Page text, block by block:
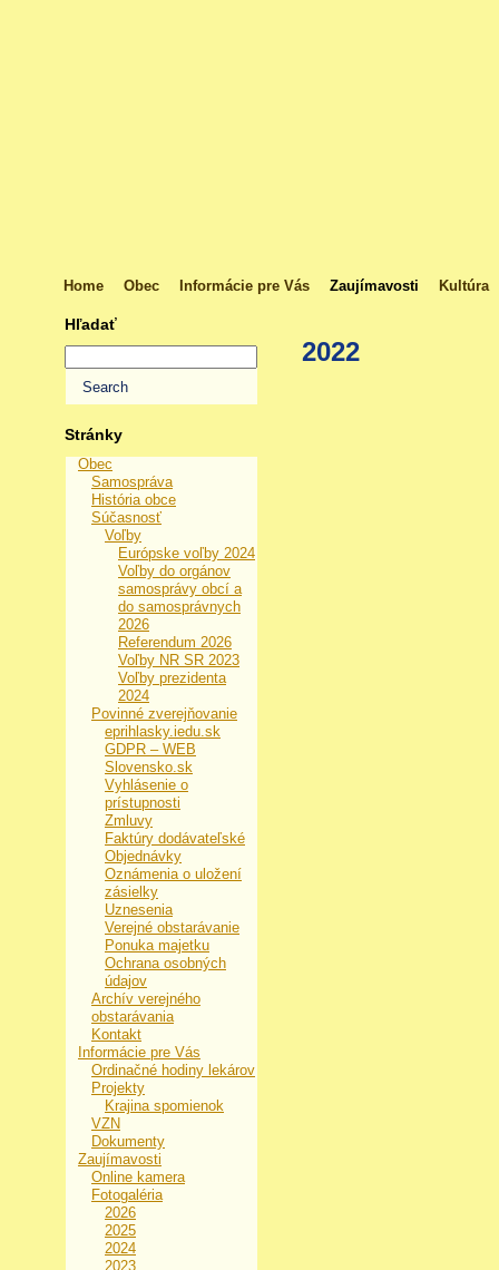
Home Obec Informácie pre Vás Zaujímavosti Kultúra
Hľadať
Stránky
Obec
Samospráva
História obce
Súčasnosť
Voľby
Európske voľby 2024
Voľby do orgánov
samosprávy obcí a
do samosprávnych
2026
Referendum 2026
Voľby NR SR 2023
Voľby prezidenta
2024
Povinné zverejňovanie
eprihlasky.iedu.sk
GDPR – WEB
Slovensko.sk
Vyhlásenie o
prístupnosti
Zmluvy
Faktúry dodávateľské
Objednávky
Oznámenia o uložení
zásielky
Uznesenia
Verejné obstarávanie
Ponuka majetku
Ochrana osobných
údajov
Archív verejného
obstarávania
Kontakt
Informácie pre Vás
Ordinačné hodiny lekárov
Projekty
Krajina spomienok
VZN
Dokumenty
Zaujímavosti
Online kamera
Fotogaléria
2026
2025
2024
2023
2022